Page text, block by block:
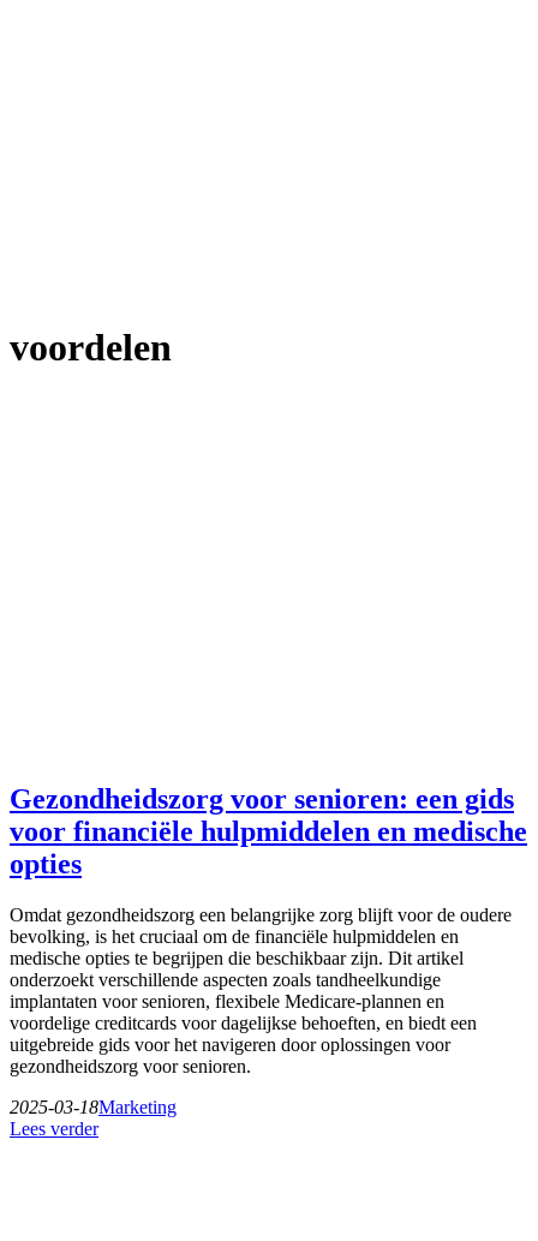
voordelen
Gezondheidszorg voor senioren: een gids
voor financiële hulpmiddelen en medische
opties
Omdat gezondheidszorg een belangrijke zorg blijft voor de oudere
bevolking, is het cruciaal om de financiële hulpmiddelen en
medische opties te begrijpen die beschikbaar zijn. Dit artikel
onderzoekt verschillende aspecten zoals tandheelkundige
implantaten voor senioren, flexibele Medicare-plannen en
voordelige creditcards voor dagelijkse behoeften, en biedt een
uitgebreide gids voor het navigeren door oplossingen voor
gezondheidszorg voor senioren.
2025-03-18Marketing
Lees verder